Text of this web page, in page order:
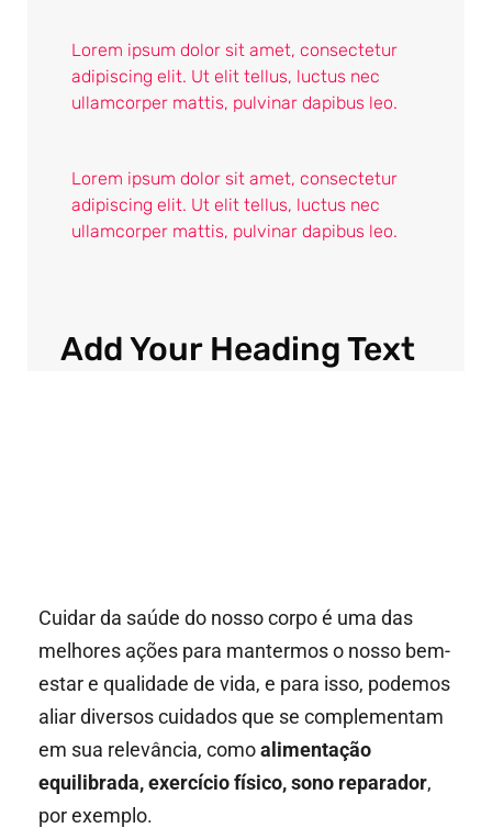
Lorem ipsum dolor sit amet, consectetur
adipiscing elit. Ut elit tellus, luctus nec
ullamcorper mattis, pulvinar dapibus leo.
Lorem ipsum dolor sit amet, consectetur
adipiscing elit. Ut elit tellus, luctus nec
ullamcorper mattis, pulvinar dapibus leo.
Add Your Heading Text
Cuidar da saúde do nosso corpo é uma das
melhores ações para mantermos o nosso bem-
estar e qualidade de vida, e para isso, podemos
aliar diversos cuidados que se complementam
em sua relevância, comoalimentação
equilibrada, exercício físico, sono reparador,
por exemplo.